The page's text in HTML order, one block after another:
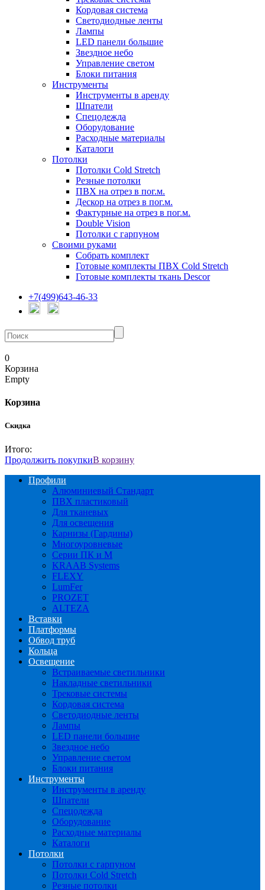
Кордовая система
Светодиодные ленты
Лампы
LED панели большие
Звездное небо
Управление светом
Блоки питания
Инструменты
Инструменты в аренду
Шпатели
Спецодежда
Оборудование
Расходные материалы
Каталоги
Потолки
Потолки Cold Stretch
Резные потолки
ПВХ на отрез в пог.м.
Дескор на отрез в пог.м.
Фактурные на отрез в пог.м.
Double Vision
Потолки с гарпуном
Своими руками
Собрать комплект
Готовые комплекты ПВХ Cold Stretch
Готовые комплекты ткань Descor
+7(499)643-46-33
0
Корзина
Empty
Корзина
Скидка
Итого:
Продолжить покупкиВ корзину
Профили
Алюминиевый Стандарт
ПВХ пластиковый
Для тканевых
Для освещения
Карнизы (Гардины)
Многоуровневые
Серии ПК и М
KRAAB Systems
FLEXY
LumFer
PROZET
ALTEZA
Вставки
Платформы
Обвод труб
Кольца
Освещение
Встраиваемые светильники
Накладные светильники
Трековые системы
Кордовая система
Светодиодные ленты
Лампы
LED панели большие
Звездное небо
Управление светом
Блоки питания
Инструменты
Инструменты в аренду
Шпатели
Спецодежда
Оборудование
Расходные материалы
Каталоги
Потолки
Потолки с гарпуном
Потолки Cold Stretch
Резные потолки